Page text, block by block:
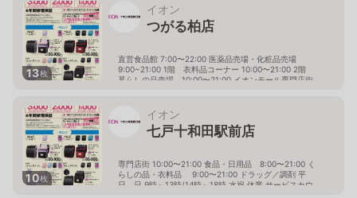
（2024年7月より、文具のお取扱いは終了致しま
した） サンロード青森 1.2階 10：00～20：00 サン
ロード青森 3階 10：00～21：00
13枚
イオン
つがる柏店
直営食品館 7:00〜22:00 医薬品売場・化粧品売場
9:00~21:00 1階 衣料品コーナー 10:00〜21:00 2階
暮らしの品売場 10:00〜21:00 イオンモール専門店街
ズメント館 10:00〜20:00 映画館 9：30～21：00（上映
終了まで） インフォメーション 10:00〜20:00 ドラッグ
／調剤 9:00〜18:00(休憩時間14：00～15：00) 定休
10枚
イオン
七戸十和田駅前店
専門店街 10:00〜21:00 食品・日用品 8:00〜21:00 く
らしの品・衣料品 9:00〜21:00 ドラッグ／調剤 平
日、日 9時～13時/14時～18時 水祝 休業 サービスカウ